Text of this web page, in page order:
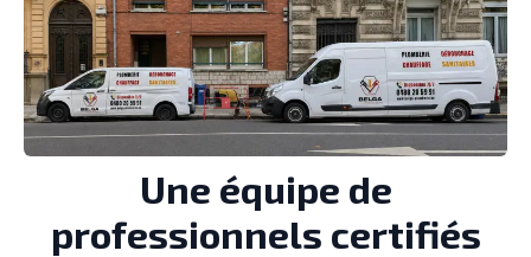
Une équipe de
professionnels certifiés